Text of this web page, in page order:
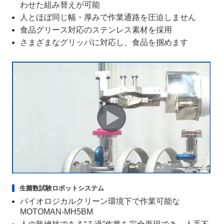
わせた組み替えが可能
人とほぼ同じ幅・厚みで作業通路を圧迫しません
食品グリース対応のステンレス素材を採用
さまざまなグリッパに対応し、食品を掴めます
生菌数試験ロボットシステム
バイオロジカルクリーン環境下で作業可能な
MOTOMAN-MH5BM